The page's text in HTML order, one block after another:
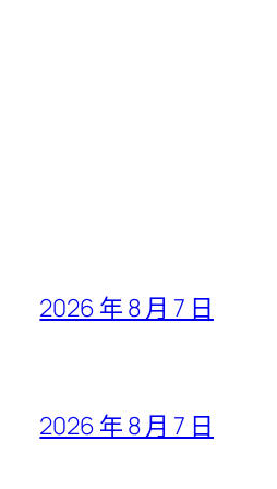
2026 年 8 月 7 日
2026 年 8 月 7 日